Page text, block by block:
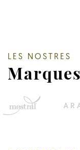
LES NOSTRES
Marques